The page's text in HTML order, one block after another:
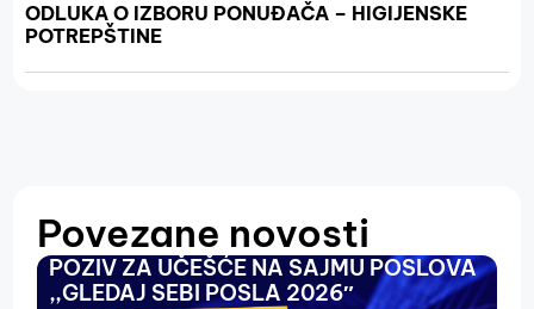
ODLUKA O IZBORU PONUĐAČA – HIGIJENSKE
POTREPŠTINE
Povezane novosti
POZIV ZA UČEŠĆE NA SAJMU POSLOVA
,,GLEDAJ SEBI POSLA 2026″